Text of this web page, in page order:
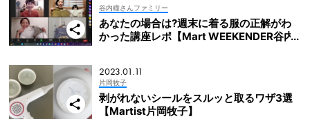
谷内瞳さんファミリー
あなたの場合は?週末に着る服の正解がわ
かった講座レポ【Mart WEEKENDER谷内
2023.01.11
片岡牧子
剥がれないシールをスルッと取るワザ3選
【Martist片岡牧子】